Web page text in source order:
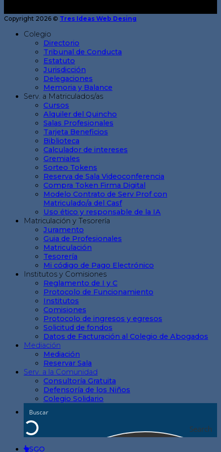
Copyright 2026 © Tres Ideas Web Desing
Colegio
Directorio
Tribunal de Conducta
Estatuto
Jurisdicción
Delegaciones
Memoria y Balance
Serv. a Matriculados/as
Cursos
Alquiler del Quincho
Salas Profesionales
Tarjeta Beneficios
Biblioteca
Calculador de intereses
Gremiales
Sorteo Tokens
Reserva de Sala Videoconferencia
Compra Token Firma Digital
Modelo Contrato de Serv Prof con
Matriculado/a del Casf
Uso ético y responsable de la IA
Matriculación y Tesorería
Juramento
Guia de Profesionales
Matriculación
Tesorería
Mi código de Pago Electrónico
Institutos y Comisiones
Reglamento de I y C
Protocolo de Funcionamiento
Institutos
Comisiones
Protocolo de ingresos y egresos
Solicitud de fondos
Datos de Facturación al Colegio de Abogados
Mediación
Mediación
Reservar Sala
Serv. a la Comunidad
Consultoría Gratuita
Defensoría de los Niños
Colegio Solidario
Search
SGO